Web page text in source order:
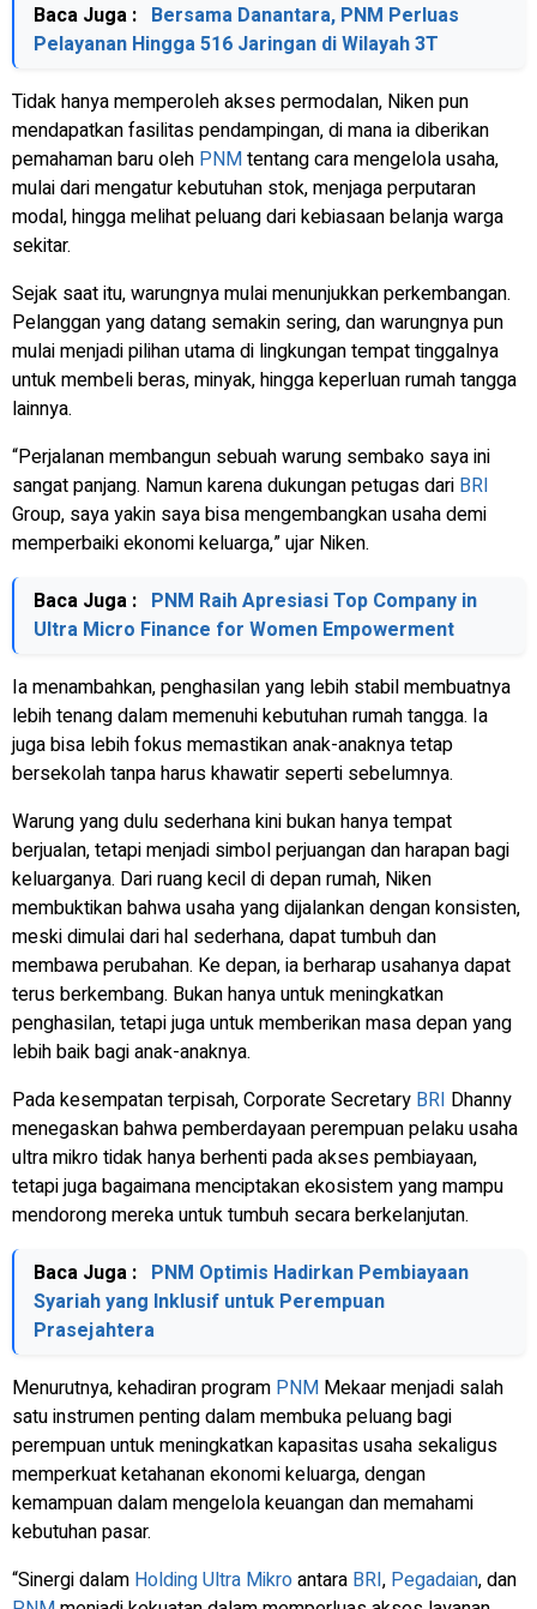
Baca Juga : Bersama Danantara, PNM Perluas
Pelayanan Hingga 516 Jaringan di Wilayah 3T
Tidak hanya memperoleh akses permodalan, Niken pun
mendapatkan fasilitas pendampingan, di mana ia diberikan
pemahaman baru oleh PNMtentang cara mengelola usaha,
mulai dari mengatur kebutuhan stok, menjaga perputaran
modal, hingga melihat peluang dari kebiasaan belanja warga
sekitar.
Sejak saat itu, warungnya mulai menunjukkan perkembangan.
Pelanggan yang datang semakin sering, dan warungnya pun
mulai menjadi pilihan utama di lingkungan tempat tinggalnya
untuk membeli beras, minyak, hingga keperluan rumah tangga
lainnya.
“Perjalanan membangun sebuah warung sembako saya ini
sangat panjang. Namun karena dukungan petugas dari BRI
Group, saya yakin saya bisa mengembangkan usaha demi
memperbaiki ekonomi keluarga,” ujar Niken.
Baca Juga : PNM Raih Apresiasi Top Company in
Ultra Micro Finance for Women Empowerment
Ia menambahkan, penghasilan yang lebih stabil membuatnya
lebih tenang dalam memenuhi kebutuhan rumah tangga. Ia
juga bisa lebih fokus memastikan anak-anaknya tetap
bersekolah tanpa harus khawatir seperti sebelumnya.
Warung yang dulu sederhana kini bukan hanya tempat
berjualan, tetapi menjadi simbol perjuangan dan harapan bagi
keluarganya. Dari ruang kecil di depan rumah, Niken
membuktikan bahwa usaha yang dijalankan dengan konsisten,
meski dimulai dari hal sederhana, dapat tumbuh dan
membawa perubahan. Ke depan, ia berharap usahanya dapat
terus berkembang. Bukan hanya untuk meningkatkan
penghasilan, tetapi juga untuk memberikan masa depan yang
lebih baik bagi anak-anaknya.
Pada kesempatan terpisah,Corporate Secretary BRI Dhanny
menegaskan bahwa pemberdayaan perempuan pelaku usaha
ultra mikro tidak hanya berhenti pada akses pembiayaan,
tetapi juga bagaimana menciptakan ekosistem yang mampu
mendorong mereka untuk tumbuh secara berkelanjutan.
Baca Juga : PNM Optimis Hadirkan Pembiayaan
Syariah yang Inklusif untuk Perempuan
Prasejahtera
Menurutnya, kehadiran program PNM Mekaar menjadi salah
satu instrumen penting dalam membuka peluang bagi
perempuan untuk meningkatkan kapasitas usaha sekaligus
memperkuat ketahanan ekonomi keluarga, dengan
kemampuan dalam mengelola keuangan dan memahami
kebutuhan pasar.
“Sinergi dalam Holding Ultra Mikroantara BRI, Pegadaian, dan